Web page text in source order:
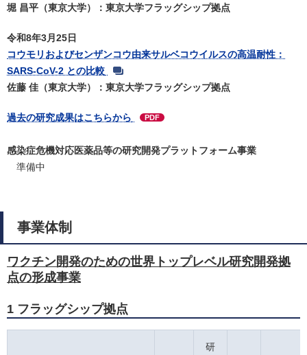
堀 昌平（東京大学）：東京大学フラッグシップ拠点
令和8年3月25日
コウモリおよびセンザンコウ由来サルベコウイルスの高温耐性：
SARS-CoV-2 との比較
佐藤 佳（東京大学）：東京大学フラッグシップ拠点
過去の研究成果はこちらから PDF
感染症危機対応医薬品等の研究開発プラットフォーム事業
準備中
事業体制
ワクチン開発のための世界トップレベル研究開発拠
点の形成事業
1 フラッグシップ拠点
研